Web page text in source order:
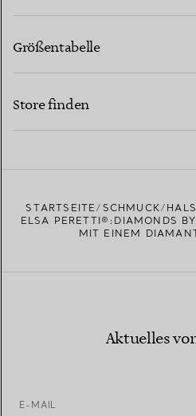
Größentabelle
Store finden
STARTSEITE SCHMUCK
ELSA PERETTI®:DIAMONDS
MIT EINEM
Aktuelles
E-MAIL